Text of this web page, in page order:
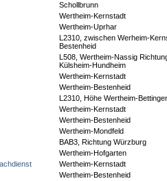
Schollbrunn
Wertheim-Kernstadt
Wertheim-Uprhar
L2310, zwischen Werheim-
Bestenheid
L508, Wertheim-Nassig
Külsheim-Hundheim
Wertheim-Kernstadt
Wertheim-Bestenheid
L2310, Höhe Wertheim-
Wertheim-Kernstadt
Wertheim-Bestenheid
Wertheim-Mondfeld
BAB3, Richtung Würzburg
Wertheim-Hofgarten
Wertheim-Kernstadt
Wertheim-Bestenheid